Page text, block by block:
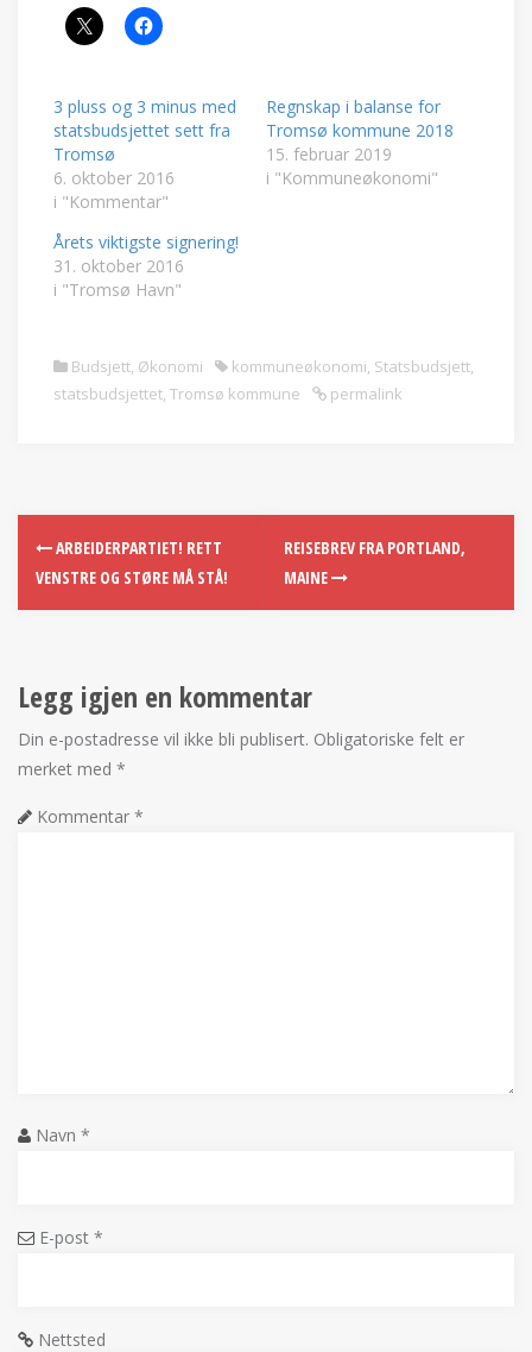
3 pluss og 3 minus med
statsbudsjettet sett fra
Tromsø
6. oktober 2016
i "Kommentar"
Regnskap i balanse for
Tromsø kommune 2018
15. februar 2019
i "Kommuneøkonomi"
Årets viktigste signering!
31. oktober 2016
i "Tromsø Havn"
Budsjett, Økonomi kommuneøkonomi, Statsbudsjett,
statsbudsjettet, Tromsø kommune permalink
ARBEIDERPARTIET! RETT
VENSTRE OG STØRE MÅ STÅ!
REISEBREV FRA PORTLAND,
MAINE
Legg igjen en kommentar
Din e-postadresse vil ikke bli publisert. Obligatoriske felt er
merket med *
Kommentar *
Navn *
E-post *
Nettsted